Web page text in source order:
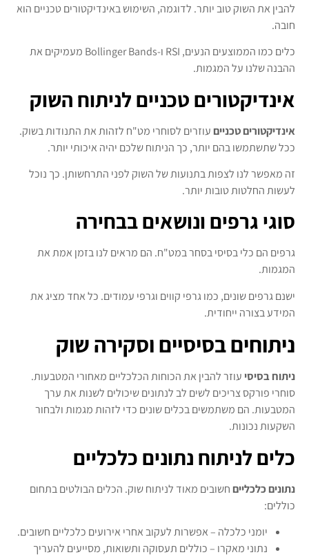
להבין את השוק טוב יותר. לדוגמה, השימוש באינדיקטורים טכניים הוא
חובה.
כלים כמו הממוצעים הנעים, RSI ו-Bollinger Bands מעמיקים את
ההבנה שלנו על המגמות.
אינדיקטורים טכניים לניתוח השוק
אינדיקטורים טכנייםעוזרים לסוחרי מט"ח לזהות את התנודות בשוק.
ככל שתשתמשו בהם יותר, כך הניתוח שלכם יהיה איכותי יותר.
זה מאפשר לנו לצפות בתנועות של השוק לפני התרחשותן. כך נוכל
לעשות החלטות טובות יותר.
סוגי גרפים ונושאים בבחירה
גרפים הם כלי בסיסי בסחר במט"ח. הם מראים לנו בזמן אמת את
המגמות.
ישנם גרפים שונים, כמו גרפי קווים וגרפי עמודים. כל אחד מציג את
המידע בצורה ייחודית.
ניתוחים בסיסיים וסקירה שוק
ניתוח בסיסיעוזר להבין את הכוחות הכלכליים מאחורי המטבעות.
סוחרי פורקס צריכים לשים לב לנתונים שיכולים לשנות את ערך
המטבעות. הם משתמשים בכלים שונים כדי לזהות מגמות ולבחור
השקעות נכונות.
כלים לניתוח נתונים כלכליים
נתונים כלכלייםחשובים מאוד לניתוח שוק. הכלים הבולטים בתחום
כוללים:
יומני כלכלה – אפשרות לעקוב אחרי אירועים כלכליים חשובים.
נתוני מאקרו – כוללים תעסוקה ותשואות, מסייעים להעריך